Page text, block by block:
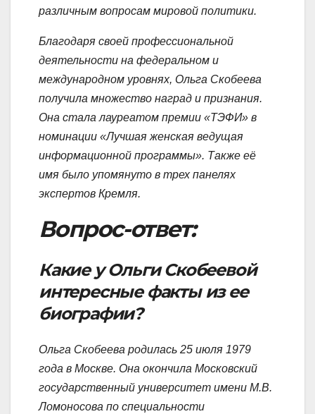
различным вопросам мировой политики.
Благодаря своей профессиональной
деятельности на федеральном и
международном уровнях, Ольга Скобеева
получила множество наград и признания.
Она стала лауреатом премии «ТЭФИ» в
номинации «Лучшая женская ведущая
информационной программы». Также её
имя было упомянуто в трех панелях
экспертов Кремля.
Вопрос-ответ:
Какие у Ольги Скобеевой
интересные факты из ее
биографии?
Ольга Скобеева родилась 25 июля 1979
года в Москве. Она окончила Московский
государственный университет имени М.В.
Ломоносова по специальности